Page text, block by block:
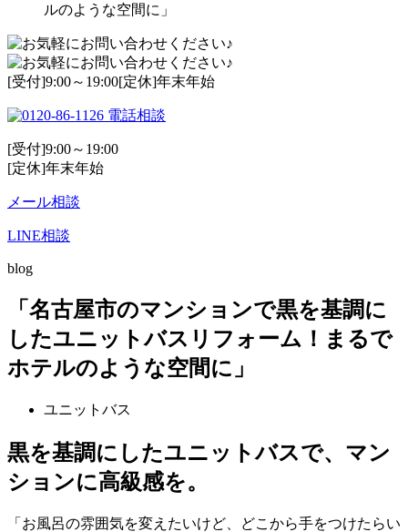
ルのような空間に」
[受付]9:00～19:00[定休]年末年始
電話相談
[受付]9:00～19:00
[定休]年末年始
メール相談
LINE相談
blog
「名古屋市のマンションで黒を基調に
したユニットバスリフォーム！まるで
ホテルのような空間に」
ユニットバス
黒を基調にしたユニットバスで、マン
ションに高級感を。
「お風呂の雰囲気を変えたいけど、どこから手をつけたらい